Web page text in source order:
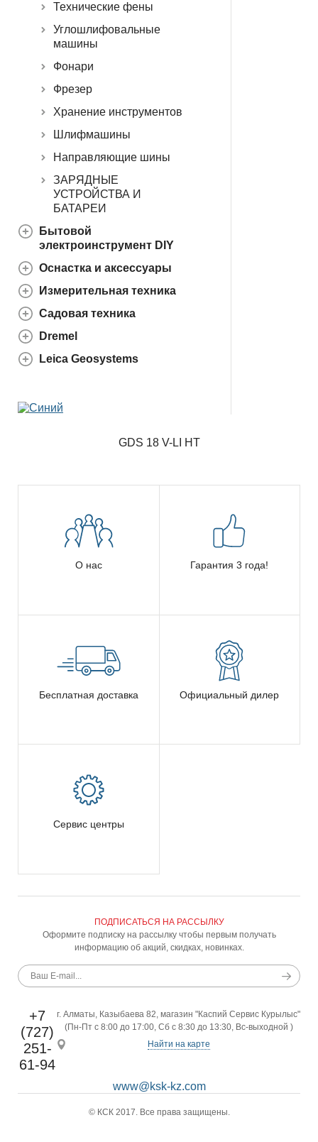
Технические фены
Углошлифовальные
машины
Фонари
Фрезер
Хранение инструментов
Шлифмашины
Направляющие шины
ЗАРЯДНЫЕ
УСТРОЙСТВА И
БАТАРЕИ
Бытовой
электроинструмент DIY
Оснастка и аксессуары
Измерительная техника
Садовая техника
Dremel
Leica Geosystems
GDS 18 V-LI HT
О нас Гарантия 3 года!
Бесплатная доставка Официальный дилер
Сервис центры
ПОДПИСАТЬСЯ НА РАССЫЛКУ
Оформите подписку на рассылку чтобы первым получать
информацию об акций, скидках, новинках.
г. Алматы, Казыбаева 82, магазин "Каспий Сервис Курылыс"
(Пн-Пт с 8:00 до 17:00, Сб с 8:30 до 13:30, Вс-выходной )
Найти на карте
+7
(727)
251-
61-94
www@ksk-kz.com
© КСК 2017. Все права защищены.